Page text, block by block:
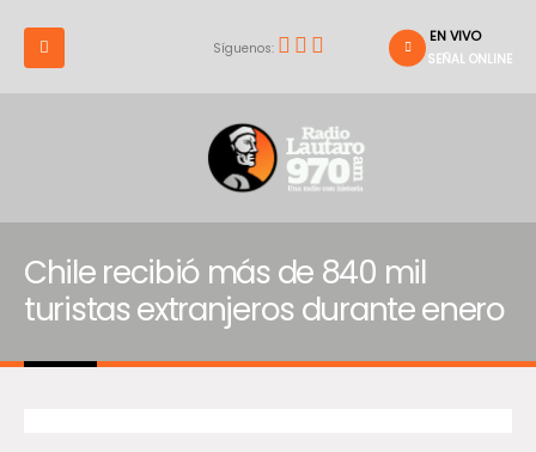
Síguenos:
EN VIVO
SEÑAL ONLINE
Chile recibió más de 840 mil
turistas extranjeros durante enero